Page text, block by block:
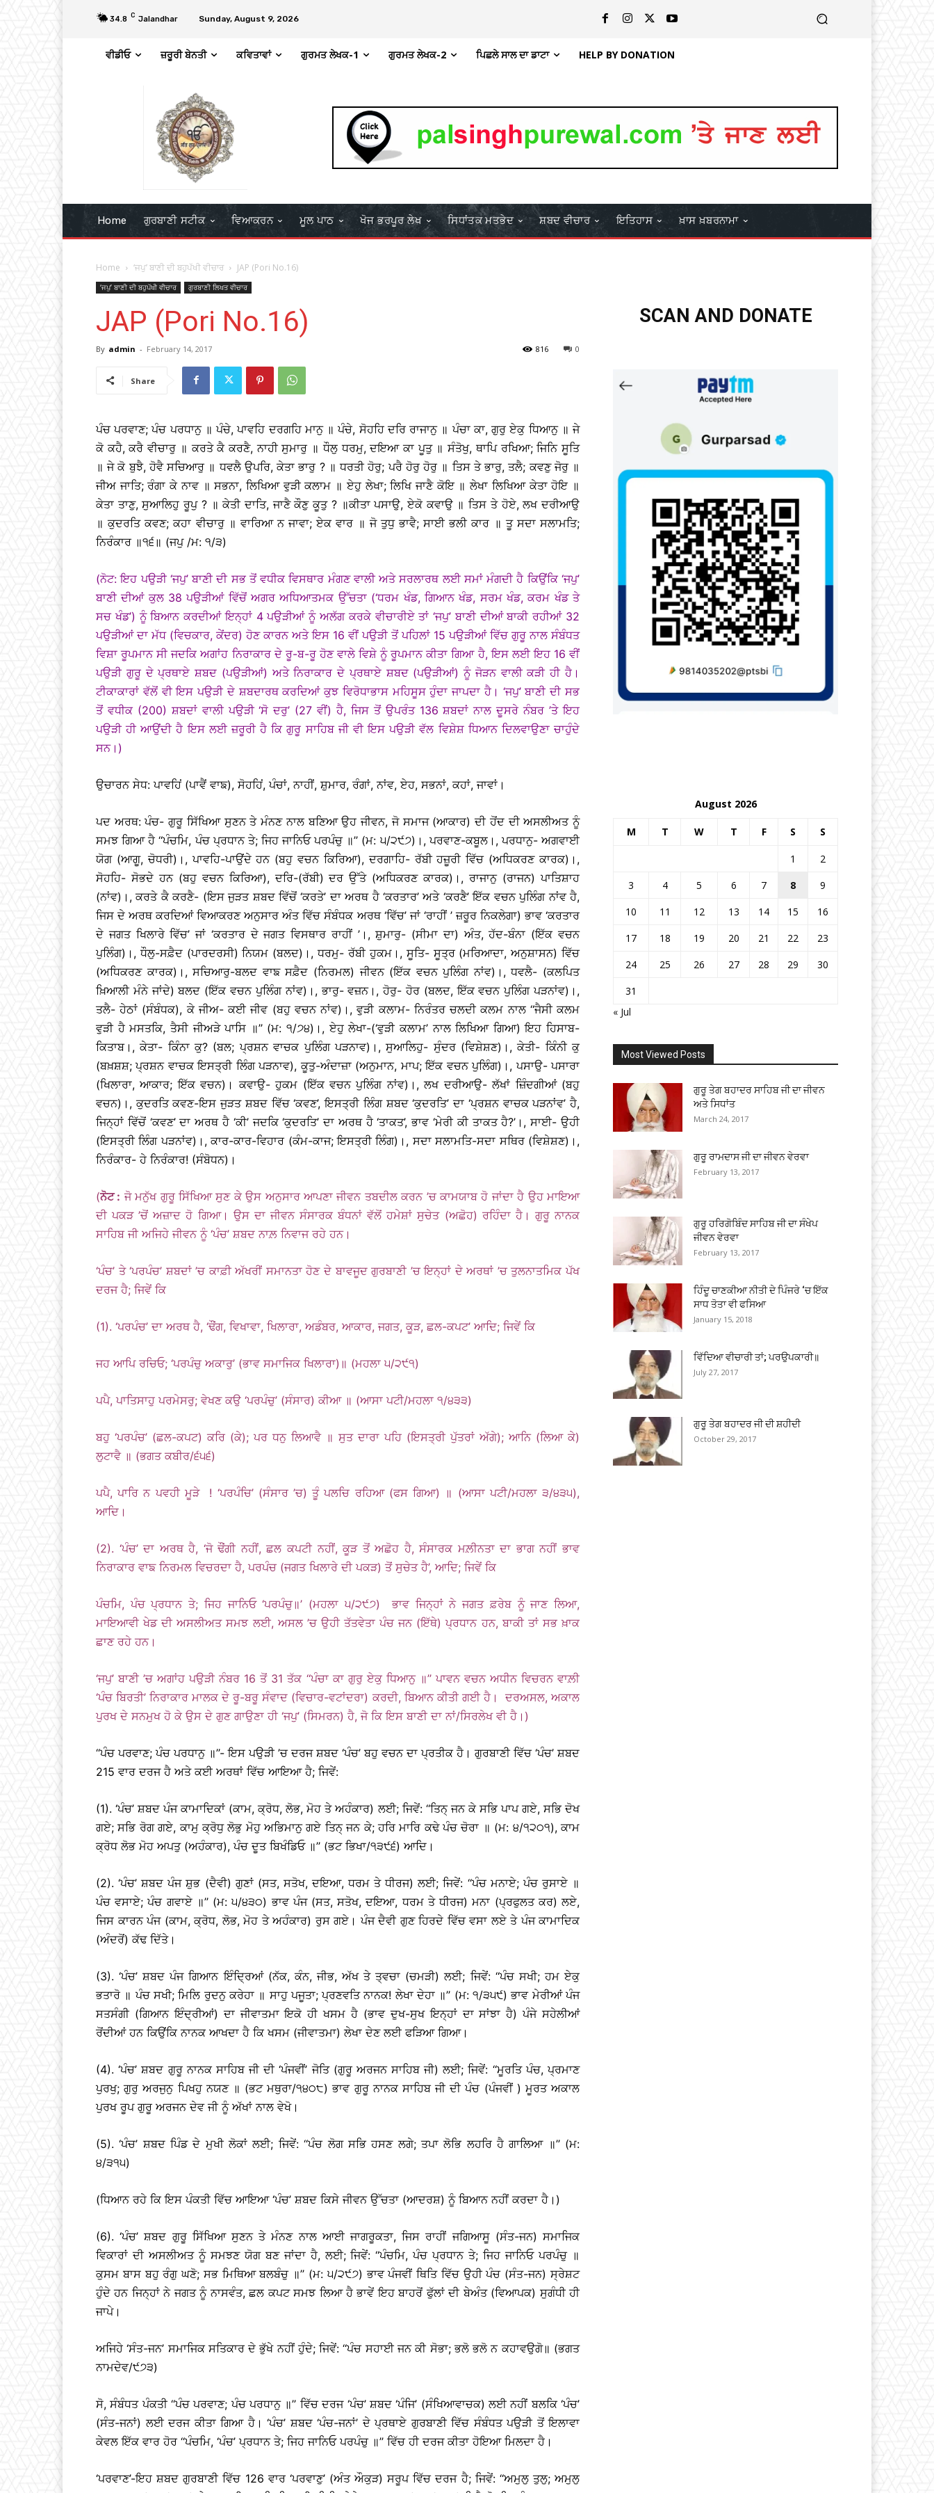
34.8 C Jalandhar Sunday, August 9, 2026
ਵੀਡੀਓ ਜ਼ਰੂਰੀ ਬੇਨਤੀ ਕਵਿਤਾਵਾਂ ਗੁਰਮਤ ਲੇਖਕ-1 ਗੁਰਮਤ ਲੇਖਕ-2 ਪਿਛਲੇ ਸਾਲ ਦਾ ਡਾਟਾ HELP BY DONATION
Home ਗੁਰਬਾਣੀ ਸਟੀਕ ਵਿਆਕਰਨ ਮੂਲ ਪਾਠ ਖੋਜ ਭਰਪੂਰ ਲੇਖ ਸਿਧਾਂਤਕ ਮਤਭੇਦ ਸ਼ਬਦ ਵੀਚਾਰ ਇਤਿਹਾਸ ਖ਼ਾਸ ਖ਼ਬਰਨਾਮਾ
Home ‘ਜਪੁ’ ਬਾਣੀ ਦੀ ਬਹੁਪੱਖੀ ਵੀਚਾਰ JAP (Pori No.16)
‘ਜਪੁ’ ਬਾਣੀ ਦੀ ਬਹੁਪੱਖੀ ਵੀਚਾਰ ਗੁਰਬਾਣੀ ਲਿਖਤ ਵੀਚਾਰ
JAP (Pori No.16)
By admin - February 14, 2017 0
816
Share
ਪੰਚ ਪਰਵਾਣ; ਪੰਚ ਪਰਧਾਨੁ ॥ ਪੰਚੇ, ਪਾਵਹਿ ਦਰਗਹਿ ਮਾਨੁ ॥ ਪੰਚੇ, ਸੋਹਹਿ ਦਰਿ ਰਾਜਾਨੁ ॥ ਪੰਚਾ ਕਾ, ਗੁਰੁ ਏਕੁ ਧਿਆਨੁ ॥ ਜੇ
ਕੋ ਕਹੈ, ਕਰੈ ਵੀਚਾਰੁ ॥ ਕਰਤੇ ਕੈ ਕਰਣੈ, ਨਾਹੀ ਸੁਮਾਰੁ ॥ ਧੌਲੁ ਧਰਮੁ, ਦਇਆ ਕਾ ਪੂਤੁ ॥ ਸੰਤੋਖੁ, ਥਾਪਿ ਰਖਿਆ; ਜਿਨਿ ਸੂਤਿ
॥ ਜੇ ਕੋ ਬੁਝੈ, ਹੋਵੈ ਸਚਿਆਰੁ ॥ ਧਵਲੈ ਉਪਰਿ, ਕੇਤਾ ਭਾਰੁ ? ॥ ਧਰਤੀ ਹੋਰੁ; ਪਰੈ ਹੋਰੁ ਹੋਰੁ ॥ ਤਿਸ ਤੇ ਭਾਰੁ, ਤਲੈ; ਕਵਣੁ ਜੋਰੁ ॥
ਜੀਅ ਜਾਤਿ; ਰੰਗਾ ਕੇ ਨਾਵ ॥ ਸਭਨਾ, ਲਿਖਿਆ ਵੁੜੀ ਕਲਾਮ ॥ ਏਹੁ ਲੇਖਾ; ਲਿਖਿ ਜਾਣੈ ਕੋਇ ॥ ਲੇਖਾ ਲਿਖਿਆ ਕੇਤਾ ਹੋਇ ॥
ਕੇਤਾ ਤਾਣੁ, ਸੁਆਲਿਹੁ ਰੂਪੁ ? ॥ ਕੇਤੀ ਦਾਤਿ, ਜਾਣੈ ਕੌਣੁ ਕੂਤੁ ? ॥ਕੀਤਾ ਪਸਾਉ, ਏਕੋ ਕਵਾਉ ॥ ਤਿਸ ਤੇ ਹੋਏ, ਲਖ ਦਰੀਆਉ
॥ ਕੁਦਰਤਿ ਕਵਣ; ਕਹਾ ਵੀਚਾਰੁ ॥ ਵਾਰਿਆ ਨ ਜਾਵਾ; ਏਕ ਵਾਰ ॥ ਜੋ ਤੁਧੁ ਭਾਵੈ; ਸਾਈ ਭਲੀ ਕਾਰ ॥ ਤੂ ਸਦਾ ਸਲਾਮਤਿ;
ਨਿਰੰਕਾਰ ॥੧੬॥ (ਜਪੁ /ਮ: ੧/੩)
(ਨੋਟ: ਇਹ ਪਉੜੀ ‘ਜਪੁ’ ਬਾਣੀ ਦੀ ਸਭ ਤੋਂ ਵਧੀਕ ਵਿਸਥਾਰ ਮੰਗਣ ਵਾਲੀ ਅਤੇ ਸਰਲਾਰਥ ਲਈ ਸਮਾਂ ਮੰਗਦੀ ਹੈ ਕਿਉਂਕਿ ‘ਜਪੁ’
ਬਾਣੀ ਦੀਆਂ ਕੁਲ 38 ਪਉੜੀਆਂ ਵਿੱਚੋਂ ਅਗਰ ਅਧਿਆਤਮਕ ਉੱਚਤਾ (‘ਧਰਮ ਖੰਡ, ਗਿਆਨ ਖੰਡ, ਸਰਮ ਖੰਡ, ਕਰਮ ਖੰਡ ਤੇ
ਸਚ ਖੰਡ’) ਨੂੰ ਬਿਆਨ ਕਰਦੀਆਂ ਇਨ੍ਹਾਂ 4 ਪਉੜੀਆਂ ਨੂੰ ਅਲੱਗ ਕਰਕੇ ਵੀਚਾਰੀਏ ਤਾਂ ‘ਜਪੁ’ ਬਾਣੀ ਦੀਆਂ ਬਾਕੀ ਰਹੀਆਂ 32
ਪਉੜੀਆਂ ਦਾ ਮੱਧ (ਵਿਚਕਾਰ, ਕੇਂਦਰ) ਹੋਣ ਕਾਰਨ ਅਤੇ ਇਸ 16 ਵੀਂ ਪਉੜੀ ਤੋਂ ਪਹਿਲਾਂ 15 ਪਉੜੀਆਂ ਵਿੱਚ ਗੁਰੂ ਨਾਲ ਸੰਬੰਧਤ
ਵਿਸ਼ਾ ਰੂਪਮਾਨ ਸੀ ਜਦਕਿ ਅਗਾਂਹ ਨਿਰਾਕਾਰ ਦੇ ਰੂ-ਬ-ਰੂ ਹੋਣ ਵਾਲੇ ਵਿਸ਼ੇ ਨੂੰ ਰੂਪਮਾਨ ਕੀਤਾ ਗਿਆ ਹੈ, ਇਸ ਲਈ ਇਹ 16 ਵੀਂ
ਪਉੜੀ ਗੁਰੂ ਦੇ ਪ੍ਰਥਾਏ ਸ਼ਬਦ (ਪਉੜੀਆਂ) ਅਤੇ ਨਿਰਾਕਾਰ ਦੇ ਪ੍ਰਥਾਏ ਸ਼ਬਦ (ਪਉੜੀਆਂ) ਨੂੰ ਜੋੜਨ ਵਾਲੀ ਕੜੀ ਹੀ ਹੈ।
ਟੀਕਾਕਾਰਾਂ ਵੱਲੋਂ ਵੀ ਇਸ ਪਉੜੀ ਦੇ ਸ਼ਬਦਾਰਥ ਕਰਦਿਆਂ ਕੁਝ ਵਿਰੋਧਾਭਾਸ ਮਹਿਸੂਸ ਹੁੰਦਾ ਜਾਪਦਾ ਹੈ। ‘ਜਪੁ’ ਬਾਣੀ ਦੀ ਸਭ
ਤੋਂ ਵਧੀਕ (200) ਸ਼ਬਦਾਂ ਵਾਲੀ ਪਉੜੀ ‘ਸੋ ਦਰੁ’ (27 ਵੀਂ) ਹੈ, ਜਿਸ ਤੋਂ ਉਪਰੰਤ 136 ਸ਼ਬਦਾਂ ਨਾਲ ਦੂਸਰੇ ਨੰਬਰ ’ਤੇ ਇਹ
ਪਉੜੀ ਹੀ ਆਉਂਦੀ ਹੈ ਇਸ ਲਈ ਜ਼ਰੂਰੀ ਹੈ ਕਿ ਗੁਰੂ ਸਾਹਿਬ ਜੀ ਵੀ ਇਸ ਪਉੜੀ ਵੱਲ ਵਿਸ਼ੇਸ਼ ਧਿਆਨ ਦਿਲਵਾਉਣਾ ਚਾਹੁੰਦੇ
ਸਨ।)
ਉਚਾਰਨ ਸੇਧ: ਪਾਵਹਿਂ (ਪਾਵੈਂ ਵਾਙ), ਸੋਹਹਿਂ, ਪੰਚਾਂ, ਨਾਹੀਂ, ਸ਼ੁਮਾਰ, ਰੰਗਾਂ, ਨਾਂਵ, ਏਹ, ਸਭਨਾਂ, ਕਹਾਂ, ਜਾਵਾਂ।
ਪਦ ਅਰਥ: ਪੰਚ- ਗੁਰੂ ਸਿੱਖਿਆ ਸੁਣਨ ਤੇ ਮੰਨਣ ਨਾਲ ਬਣਿਆ ਉਹ ਜੀਵਨ, ਜੋ ਸਮਾਜ (ਆਕਾਰ) ਦੀ ਹੋਂਦ ਦੀ ਅਸਲੀਅਤ ਨੂੰ
ਸਮਝ ਗਿਆ ਹੈ ‘‘ਪੰਚਮਿ, ਪੰਚ ਪ੍ਰਧਾਨ ਤੇ; ਜਿਹ ਜਾਨਿਓ ਪਰਪੰਚੁ ॥’’ (ਮ: ੫/੨੯੭)।, ਪਰਵਾਣ-ਕਬੂਲ।, ਪਰਧਾਨੁ- ਅਗਵਾਈ
ਯੋਗ (ਆਗੂ, ਚੋਧਰੀ)।, ਪਾਵਹਿ-ਪਾਉਂਦੇ ਹਨ (ਬਹੁ ਵਚਨ ਕਿਰਿਆ), ਦਰਗਾਹਿ- ਰੱਬੀ ਹਜ਼ੂਰੀ ਵਿੱਚ (ਅਧਿਕਰਣ ਕਾਰਕ)।,
ਸੋਹਹਿ- ਸੋਭਦੇ ਹਨ (ਬਹੁ ਵਚਨ ਕਿਰਿਆ), ਦਰਿ-(ਰੱਬੀ) ਦਰ ਉੱਤੇ (ਅਧਿਕਰਣ ਕਾਰਕ)।, ਰਾਜਾਨੁ (ਰਾਜਨ) ਪਾਤਿਸ਼ਾਹ
(ਨਾਂਵ)।, ਕਰਤੇ ਕੈ ਕਰਣੈ- (ਇਸ ਜੁੜਤ ਸ਼ਬਦ ਵਿੱਚੋਂ ‘ਕਰਤੇ’ ਦਾ ਅਰਥ ਹੈ ‘ਕਰਤਾਰ’ ਅਤੇ ‘ਕਰਣੈ’ ਇੱਕ ਵਚਨ ਪੁਲਿੰਗ ਨਾਂਵ ਹੈ,
ਜਿਸ ਦੇ ਅਰਥ ਕਰਦਿਆਂ ਵਿਆਕਰਣ ਅਨੁਸਾਰ ਅੰਤ ਵਿੱਚ ਸੰਬੰਧਕ ਅਰਥ ‘ਵਿੱਚ’ ਜਾਂ ‘ਰਾਹੀਂ ’ ਜ਼ਰੂਰ ਨਿਕਲੇਗਾ) ਭਾਵ ‘ਕਰਤਾਰ
ਦੇ ਜਗਤ ਖਿਲਾਰੇ ਵਿੱਚ’ ਜਾਂ ‘ਕਰਤਾਰ ਦੇ ਜਗਤ ਵਿਸਥਾਰ ਰਾਹੀਂ ’।, ਸ਼ੁਮਾਰੁ- (ਸੀਮਾ ਦਾ) ਅੰਤ, ਹੱਦ-ਬੰਨਾ (ਇੱਕ ਵਚਨ
ਪੁਲਿੰਗ)।, ਧੌਲੁ-ਸਫ਼ੈਦ (ਪਾਰਦਰਸੀ) ਨਿਯਮ (ਬਲਦ)।, ਧਰਮੁ- ਰੱਬੀ ਹੁਕਮ।, ਸੂਤਿ- ਸੂਤ੍ਰ (ਮਰਿਆਦਾ, ਅਨੁਸ਼ਾਸਨ) ਵਿੱਚ
(ਅਧਿਕਰਣ ਕਾਰਕ)।, ਸਚਿਆਰੁ-ਬਲਦ ਵਾਙ ਸਫ਼ੈਦ (ਨਿਰਮਲ) ਜੀਵਨ (ਇੱਕ ਵਚਨ ਪੁਲਿੰਗ ਨਾਂਵ)।, ਧਵਲੈ- (ਕਲਪਿਤ
ਖ਼ਿਆਲੀ ਮੰਨੇ ਜਾਂਦੇ) ਬਲਦ (ਇੱਕ ਵਚਨ ਪੁਲਿੰਗ ਨਾਂਵ)।, ਭਾਰੁ- ਵਜ਼ਨ।, ਹੋਰੁ- ਹੋਰ (ਬਲਦ, ਇੱਕ ਵਚਨ ਪੁਲਿੰਗ ਪੜਨਾਂਵ)।,
ਤਲੈ- ਹੇਠਾਂ (ਸੰਬੰਧਕ), ਕੇ ਜੀਅ- ਕਈ ਜੀਵ (ਬਹੁ ਵਚਨ ਨਾਂਵ)।, ਵੁੜੀ ਕਲਾਮ- ਨਿਰੰਤਰ ਚਲਦੀ ਕਲਮ ਨਾਲ ‘‘ਜੈਸੀ ਕਲਮ
ਵੁੜੀ ਹੈ ਮਸਤਕਿ, ਤੈਸੀ ਜੀਅੜੇ ਪਾਸਿ ॥’’ (ਮ: ੧/੭੪)।, ਏਹੁ ਲੇਖਾ-(‘ਵੁੜੀ ਕਲਾਮ’ ਨਾਲ ਲਿਖਿਆ ਗਿਆ) ਇਹ ਹਿਸਾਬ-
ਕਿਤਾਬ।, ਕੇਤਾ- ਕਿੰਨਾ ਕੁ? (ਬਲ; ਪ੍ਰਸ਼ਨ ਵਾਚਕ ਪੁਲਿੰਗ ਪੜਨਾਵ)।, ਸੁਆਲਿਹੁ- ਸੁੰਦਰ (ਵਿਸ਼ੇਸ਼ਣ)।, ਕੇਤੀ- ਕਿੰਨੀ ਕੁ
(ਬਖ਼ਸ਼ਸ਼; ਪ੍ਰਸ਼ਨ ਵਾਚਕ ਇਸਤ੍ਰੀ ਲਿੰਗ ਪੜਨਾਵ), ਕੂਤੁ-ਅੰਦਾਜ਼ਾ (ਅਨੁਮਾਨ, ਮਾਪ; ਇੱਕ ਵਚਨ ਪੁਲਿੰਗ)।, ਪਸਾਉ- ਪਸਾਰਾ
(ਖਿਲਾਰਾ, ਆਕਾਰ; ਇੱਕ ਵਚਨ)। ਕਵਾਉ- ਹੁਕਮ (ਇੱਕ ਵਚਨ ਪੁਲਿੰਗ ਨਾਂਵ)।, ਲਖ ਦਰੀਆਉ- ਲੱਖਾਂ ਜ਼ਿੰਦਗੀਆਂ (ਬਹੁ
ਵਚਨ)।, ਕੁਦਰਤਿ ਕਵਣ-ਇਸ ਜੁੜਤ ਸ਼ਬਦ ਵਿੱਚ ‘ਕਵਣ’, ਇਸਤ੍ਰੀ ਲਿੰਗ ਸ਼ਬਦ ‘ਕੁਦਰਤਿ’ ਦਾ ‘ਪ੍ਰਸ਼ਨ ਵਾਚਕ ਪੜਨਾਂਵ’ ਹੈ,
ਜਿਨ੍ਹਾਂ ਵਿੱਚੋਂ ‘ਕਵਣ’ ਦਾ ਅਰਥ ਹੈ ‘ਕੀ’ ਜਦਕਿ ‘ਕੁਦਰਤਿ’ ਦਾ ਅਰਥ ਹੈ ‘ਤਾਕਤ’, ਭਾਵ ‘ਮੇਰੀ ਕੀ ਤਾਕਤ ਹੈ?’।, ਸਾਈ- ਉਹੀ
(ਇਸਤ੍ਰੀ ਲਿੰਗ ਪੜਨਾਂਵ)।, ਕਾਰ-ਕਾਰ-ਵਿਹਾਰ (ਕੰਮ-ਕਾਜ; ਇਸਤ੍ਰੀ ਲਿੰਗ)।, ਸਦਾ ਸਲਾਮਤਿ-ਸਦਾ ਸਥਿਰ (ਵਿਸ਼ੇਸ਼ਣ)।,
ਨਿਰੰਕਾਰ- ਹੇ ਨਿਰੰਕਾਰ! (ਸੰਬੋਧਨ)।
(ਨੋਟ : ਜੋ ਮਨੁੱਖ ਗੁਰੂ ਸਿੱਖਿਆ ਸੁਣ ਕੇ ਉਸ ਅਨੁਸਾਰ ਆਪਣਾ ਜੀਵਨ ਤਬਦੀਲ ਕਰਨ ’ਚ ਕਾਮਯਾਬ ਹੋ ਜਾਂਦਾ ਹੈ ਉਹ ਮਾਇਆ
ਦੀ ਪਕੜ ’ਚੋਂ ਅਜ਼ਾਦ ਹੋ ਗਿਆ। ਉਸ ਦਾ ਜੀਵਨ ਸੰਸਾਰਕ ਬੰਧਨਾਂ ਵੱਲੋਂ ਹਮੇਸ਼ਾਂ ਸੁਚੇਤ (ਅਛੋਹ) ਰਹਿੰਦਾ ਹੈ। ਗੁਰੂ ਨਾਨਕ
ਸਾਹਿਬ ਜੀ ਅਜਿਹੇ ਜੀਵਨ ਨੂੰ ‘ਪੰਚ’ ਸ਼ਬਦ ਨਾਲ਼ ਨਿਵਾਜ ਰਹੇ ਹਨ।
‘ਪੰਚ’ ਤੇ ‘ਪਰਪੰਚ’ ਸ਼ਬਦਾਂ ’ਚ ਕਾਫ਼ੀ ਅੱਖਰੀਂ ਸਮਾਨਤਾ ਹੋਣ ਦੇ ਬਾਵਜੂਦ ਗੁਰਬਾਣੀ ’ਚ ਇਨ੍ਹਾਂ ਦੇ ਅਰਥਾਂ ’ਚ ਤੁਲਨਾਤਮਿਕ ਪੱਖ
ਦਰਜ ਹੈ; ਜਿਵੇਂ ਕਿ
(1). ‘ਪਰਪੰਚ’ ਦਾ ਅਰਥ ਹੈ, ‘ਢੌਂਗ, ਵਿਖਾਵਾ, ਖਿਲਾਰਾ, ਅਡੰਬਰ, ਆਕਾਰ, ਜਗਤ, ਕੂੜ, ਛਲ-ਕਪਟ’ ਆਦਿ; ਜਿਵੇਂ ਕਿ
ਜਹ ਆਪਿ ਰਚਿਓ; ‘ਪਰਪੰਚੁ ਅਕਾਰੁ’ (ਭਾਵ ਸਮਾਜਿਕ ਖਿਲਾਰਾ)॥ (ਮਹਲਾ ੫/੨੯੧)
ਪਪੈ, ਪਾਤਿਸਾਹੁ ਪਰਮੇਸਰੁ; ਵੇਖਣ ਕਉ ‘ਪਰਪੰਚੁ’ (ਸੰਸਾਰ) ਕੀਆ ॥ (ਆਸਾ ਪਟੀ/ਮਹਲਾ ੧/੪੩੩)
ਬਹੁ ‘ਪਰਪੰਚ’ (ਛਲ-ਕਪਟ) ਕਰਿ (ਕੇ); ਪਰ ਧਨੁ ਲਿਆਵੈ ॥ ਸੁਤ ਦਾਰਾ ਪਹਿ (ਇਸਤ੍ਰੀ ਪੁੱਤਰਾਂ ਅੱਗੇ); ਆਨਿ (ਲਿਆ ਕੇ)
ਲੁਟਾਵੈ ॥ (ਭਗਤ ਕਬੀਰ/੬੫੬)
ਪਪੈ, ਪਾਰਿ ਨ ਪਵਹੀ ਮੂੜੇ ! ‘ਪਰਪੰਚਿ’ (ਸੰਸਾਰ ’ਚ) ਤੂੰ ਪਲਚਿ ਰਹਿਆ (ਫਸ ਗਿਆ) ॥ (ਆਸਾ ਪਟੀ/ਮਹਲਾ ੩/੪੩੫),
ਆਦਿ।
(2). ‘ਪੰਚ’ ਦਾ ਅਰਥ ਹੈ, ‘ਜੋ ਢੌਂਗੀ ਨਹੀਂ, ਛਲ ਕਪਟੀ ਨਹੀਂ, ਕੂੜ ਤੋਂ ਅਛੋਹ ਹੈ, ਸੰਸਾਰਕ ਮਲ਼ੀਨਤਾ ਦਾ ਭਾਗ ਨਹੀਂ ਭਾਵ
ਨਿਰਾਕਾਰ ਵਾਙ ਨਿਰਮਲ ਵਿਚਰਦਾ ਹੈ, ਪਰਪੰਚ (ਜਗਤ ਖਿਲਾਰੇ ਦੀ ਪਕੜ) ਤੋਂ ਸੁਚੇਤ ਹੈ’, ਆਦਿ; ਜਿਵੇਂ ਕਿ
ਪੰਚਮਿ, ਪੰਚ ਪ੍ਰਧਾਨ ਤੇ; ਜਿਹ ਜਾਨਿਓ ‘ਪਰਪੰਚੁ॥’ (ਮਹਲਾ ੫/੨੯੭) ਭਾਵ ਜਿਨ੍ਹਾਂ ਨੇ ਜਗਤ ਫ਼ਰੇਬ ਨੂੰ ਜਾਣ ਲਿਆ,
ਮਾਇਆਵੀ ਖੇਡ ਦੀ ਅਸਲੀਅਤ ਸਮਝ ਲਈ, ਅਸਲ ’ਚ ਉਹੀ ਤੱਤਵੇਤਾ ਪੰਚ ਜਨ (ਇੱਥੇ) ਪ੍ਰਧਾਨ ਹਨ, ਬਾਕੀ ਤਾਂ ਸਭ ਖ਼ਾਕ
ਛਾਣ ਰਹੇ ਹਨ।
‘ਜਪੁ’ ਬਾਣੀ ’ਚ ਅਗਾਂਹ ਪਉੜੀ ਨੰਬਰ 16 ਤੋਂ 31 ਤੱਕ ‘‘ਪੰਚਾ ਕਾ ਗੁਰੁ ਏਕੁ ਧਿਆਨੁ ॥’’ ਪਾਵਨ ਵਚਨ ਅਧੀਨ ਵਿਚਰਨ ਵਾਲ਼ੀ
‘ਪੰਚ ਬਿਰਤੀ’ ਨਿਰਾਕਾਰ ਮਾਲਕ ਦੇ ਰੂ-ਬਰੂ ਸੰਵਾਦ (ਵਿਚਾਰ-ਵਟਾਂਦਰਾ) ਕਰਦੀ, ਬਿਆਨ ਕੀਤੀ ਗਈ ਹੈ। ਦਰਅਸਲ, ਅਕਾਲ
ਪੁਰਖ ਦੇ ਸਨਮੁਖ ਹੋ ਕੇ ਉਸ ਦੇ ਗੁਣ ਗਾਉਣਾ ਹੀ ‘ਜਪੁ’ (ਸਿਮਰਨ) ਹੈ, ਜੋ ਕਿ ਇਸ ਬਾਣੀ ਦਾ ਨਾਂ/ਸਿਰਲੇਖ ਵੀ ਹੈ।)
‘‘ਪੰਚ ਪਰਵਾਣ; ਪੰਚ ਪਰਧਾਨੁ ॥’’- ਇਸ ਪਉੜੀ ’ਚ ਦਰਜ ਸ਼ਬਦ ‘ਪੰਚ’ ਬਹੁ ਵਚਨ ਦਾ ਪ੍ਰਤੀਕ ਹੈ। ਗੁਰਬਾਣੀ ਵਿੱਚ ‘ਪੰਚ’ ਸ਼ਬਦ
215 ਵਾਰ ਦਰਜ ਹੈ ਅਤੇ ਕਈ ਅਰਥਾਂ ਵਿੱਚ ਆਇਆ ਹੈ; ਜਿਵੇਂ:
(1). ‘ਪੰਚ’ ਸ਼ਬਦ ਪੰਜ ਕਾਮਾਦਿਕਾਂ (ਕਾਮ, ਕ੍ਰੋਧ, ਲੋਭ, ਮੋਹ ਤੇ ਅਹੰਕਾਰ) ਲਈ; ਜਿਵੇਂ: ‘‘ਤਿਨ੍ ਜਨ ਕੇ ਸਭਿ ਪਾਪ ਗਏ, ਸਭਿ ਦੋਖ
ਗਏ; ਸਭਿ ਰੋਗ ਗਏ, ਕਾਮੁ ਕ੍ਰੋਧੁ ਲੋਭੁ ਮੋਹੁ ਅਭਿਮਾਨੁ ਗਏ ਤਿਨ੍ ਜਨ ਕੇ; ਹਰਿ ਮਾਰਿ ਕਢੇ ਪੰਚ ਚੋਰਾ ॥ (ਮ: ੪/੧੨੦੧), ਕਾਮ
ਕ੍ਰੋਧ ਲੋਭ ਮੋਹ ਅਪਤੁ (ਅਹੰਕਾਰ), ਪੰਚ ਦੂਤ ਬਿਖੰਡਿਓ ॥’’ (ਭਟ ਭਿਖਾ/੧੩੯੬) ਆਦਿ।
(2). ‘ਪੰਚ’ ਸ਼ਬਦ ਪੰਜ ਸ਼ੁਭ (ਦੈਵੀ) ਗੁਣਾਂ (ਸਤ, ਸਤੋਖ, ਦਇਆ, ਧਰਮ ਤੇ ਧੀਰਜ) ਲਈ; ਜਿਵੇਂ: ‘‘ਪੰਚ ਮਨਾਏ; ਪੰਚ ਰੁਸਾਏ ॥
ਪੰਚ ਵਸਾਏ; ਪੰਚ ਗਵਾਏ ॥’’ (ਮ: ੫/੪੩੦) ਭਾਵ ਪੰਜ (ਸਤ, ਸਤੋਖ, ਦਇਆ, ਧਰਮ ਤੇ ਧੀਰਜ) ਮਨਾ (ਪ੍ਰਫੁਲਤ ਕਰ) ਲਏ,
ਜਿਸ ਕਾਰਨ ਪੰਜ (ਕਾਮ, ਕ੍ਰੋਧ, ਲੋਭ, ਮੋਹ ਤੇ ਅਹੰਕਾਰ) ਰੁਸ ਗਏ। ਪੰਜ ਦੈਵੀ ਗੁਣ ਹਿਰਦੇ ਵਿੱਚ ਵਸਾ ਲਏ ਤੇ ਪੰਜ ਕਾਮਾਦਿਕ
(ਅੰਦਰੋਂ) ਕੱਢ ਦਿੱਤੇ।
(3). ‘ਪੰਚ’ ਸ਼ਬਦ ਪੰਜ ਗਿਆਨ ਇੰਦਿ੍ਰਆਂ (ਨੱਕ, ਕੰਨ, ਜੀਭ, ਅੱਖ ਤੇ ਤ੍ਵਚਾ (ਚਮੜੀ) ਲਈ; ਜਿਵੇਂ: ‘‘ਪੰਚ ਸਖੀ; ਹਮ ਏਕੁ
ਭਤਾਰੋ ॥ ਪੰਚ ਸਖੀ; ਮਿਲਿ ਰੁਦਨੁ ਕਰੇਹਾ ॥ ਸਾਹੁ ਪਜੂਤਾ; ਪ੍ਰਣਵਤਿ ਨਾਨਕ! ਲੇਖਾ ਦੇਹਾ ॥’’ (ਮ: ੧/੩੫੯) ਭਾਵ ਮੇਰੀਆਂ ਪੰਜ
ਸਤਸੰਗੀ (ਗਿਆਨ ਇੰਦ੍ਰੀਆਂ) ਦਾ ਜੀਵਾਤਮਾ ਇਕੋ ਹੀ ਖਸਮ ਹੈ (ਭਾਵ ਦੁਖ-ਸੁਖ ਇਨ੍ਹਾਂ ਦਾ ਸਾਂਝਾ ਹੈ) ਪੰਜੇ ਸਹੇਲੀਆਂ
ਰੋਂਦੀਆਂ ਹਨ ਕਿਉਂਕਿ ਨਾਨਕ ਆਖਦਾ ਹੈ ਕਿ ਖਸਮ (ਜੀਵਾਤਮਾ) ਲੇਖਾ ਦੇਣ ਲਈ ਫੜਿਆ ਗਿਆ।
(4). ‘ਪੰਚ’ ਸ਼ਬਦ ਗੁਰੂ ਨਾਨਕ ਸਾਹਿਬ ਜੀ ਦੀ ‘ਪੰਜਵੀਂ’ ਜੋਤਿ (ਗੁਰੂ ਅਰਜਨ ਸਾਹਿਬ ਜੀ) ਲਈ; ਜਿਵੇਂ: ‘‘ਮੂਰਤਿ ਪੰਚ, ਪ੍ਰਮਾਣ
ਪੁਰਖੁ; ਗੁਰੁ ਅਰਜੁਨੁ ਪਿਖਹੁ ਨਯਣ ॥ (ਭਟ ਮਥੁਰਾ/੧੪੦੮) ਭਾਵ ਗੁਰੂ ਨਾਨਕ ਸਾਹਿਬ ਜੀ ਦੀ ਪੰਚ (ਪੰਜਵੀਂ ) ਮੂਰਤ ਅਕਾਲ
ਪੁਰਖ ਰੂਪ ਗੁਰੂ ਅਰਜਨ ਦੇਵ ਜੀ ਨੂੰ ਅੱਖਾਂ ਨਾਲ ਵੇਖੋ।
(5). ‘ਪੰਚ’ ਸ਼ਬਦ ਪਿੰਡ ਦੇ ਮੁਖੀ ਲੋਕਾਂ ਲਈ; ਜਿਵੇਂ: ‘‘ਪੰਚ ਲੋਗ ਸਭਿ ਹਸਣ ਲਗੇ; ਤਪਾ ਲੋਭਿ ਲਹਰਿ ਹੈ ਗਾਲਿਆ ॥’’ (ਮ:
੪/੩੧੫)
(ਧਿਆਨ ਰਹੇ ਕਿ ਇਸ ਪੰਕਤੀ ਵਿੱਚ ਆਇਆ ‘ਪੰਚ’ ਸ਼ਬਦ ਕਿਸੇ ਜੀਵਨ ਉੱਚਤਾ (ਆਦਰਸ਼) ਨੂੰ ਬਿਆਨ ਨਹੀਂ ਕਰਦਾ ਹੈ।)
(6). ‘ਪੰਚ’ ਸ਼ਬਦ ਗੁਰੂ ਸਿੱਖਿਆ ਸੁਣਨ ਤੇ ਮੰਨਣ ਨਾਲ ਆਈ ਜਾਗਰੂਕਤਾ, ਜਿਸ ਰਾਹੀਂ ਜਗਿਆਸੂ (ਸੰਤ-ਜਨ) ਸਮਾਜਿਕ
ਵਿਕਾਰਾਂ ਦੀ ਅਸਲੀਅਤ ਨੂੰ ਸਮਝਣ ਯੋਗ ਬਣ ਜਾਂਦਾ ਹੈ, ਲਈ; ਜਿਵੇਂ: ‘‘ਪੰਚਮਿ, ਪੰਚ ਪ੍ਰਧਾਨ ਤੇ; ਜਿਹ ਜਾਨਿਓ ਪਰਪੰਚੁ ॥
ਕੁਸਮ ਬਾਸ ਬਹੁ ਰੰਗੁ ਘਣੋ; ਸਭ ਮਿਥਿਆ ਬਲਬੰਚੁ ॥’’ (ਮ: ੫/੨੯੭) ਭਾਵ ਪੰਜਵੀਂ ਥਿਤਿ ਵਿੱਚ ਉਹੀ ਪੰਚ (ਸੰਤ-ਜਨ) ਸ੍ਰੇਸ਼ਟ
ਹੁੰਦੇ ਹਨ ਜਿਨ੍ਹਾਂ ਨੇ ਜਗਤ ਨੂੰ ਨਾਸਵੰਤ, ਛਲ ਕਪਟ ਸਮਝ ਲਿਆ ਹੈ ਭਾਵੇਂ ਇਹ ਬਾਹਰੋਂ ਫੁੱਲਾਂ ਦੀ ਬੇਅੰਤ (ਵਿਆਪਕ) ਸੁਗੰਧੀ ਹੀ
ਜਾਪੇ।
ਅਜਿਹੇ ‘ਸੰਤ-ਜਨ’ ਸਮਾਜਿਕ ਸਤਿਕਾਰ ਦੇ ਭੁੱਖੇ ਨਹੀਂ ਹੁੰਦੇ; ਜਿਵੇਂ: ‘‘ਪੰਚ ਸਹਾਈ ਜਨ ਕੀ ਸੋਭਾ; ਭਲੋ ਭਲੋ ਨ ਕਹਾਵਉਗੋ॥ (ਭਗਤ
ਨਾਮਦੇਵ/੯੭੩)
ਸੋ, ਸੰਬੰਧਤ ਪੰਕਤੀ ‘‘ਪੰਚ ਪਰਵਾਣ; ਪੰਚ ਪਰਧਾਨੁ ॥’’ ਵਿੱਚ ਦਰਜ ‘ਪੰਚ’ ਸ਼ਬਦ ‘ਪੰਜਿ’ (ਸੰਖਿਆਵਾਚਕ) ਲਈ ਨਹੀਂ ਬਲਕਿ ‘ਪੰਚ’
(ਸੰਤ-ਜਨਾਂ) ਲਈ ਦਰਜ ਕੀਤਾ ਗਿਆ ਹੈ। ‘ਪੰਚ’ ਸ਼ਬਦ ‘ਪੰਚ-ਜਨਾਂ’ ਦੇ ਪ੍ਰਥਾਏ ਗੁਰਬਾਣੀ ਵਿੱਚ ਸੰਬੰਧਤ ਪਉੜੀ ਤੋਂ ਇਲਾਵਾ
ਕੇਵਲ ਇੱਕ ਵਾਰ ਹੋਰ ‘‘ਪੰਚਮਿ, ‘ਪੰਚ’ ਪ੍ਰਧਾਨ ਤੇ; ਜਿਹ ਜਾਨਿਓ ਪਰਪੰਚੁ ॥’’ ਵਿੱਚ ਹੀ ਦਰਜ ਕੀਤਾ ਹੋਇਆ ਮਿਲਦਾ ਹੈ।
‘ਪਰਵਾਣ’-ਇਹ ਸ਼ਬਦ ਗੁਰਬਾਣੀ ਵਿੱਚ 126 ਵਾਰ ‘ਪਰਵਾਣੁ’ (ਅੰਤ ਔਕੁੜ) ਸਰੂਪ ਵਿੱਚ ਦਰਜ ਹੈ; ਜਿਵੇਂ: ‘‘ਅਮੁਲੁ ਤੁਲੁ; ਅਮੁਲੁ
SCAN AND DONATE
August 2026
M T W T F S S
1
2
3
4 5 6 7 8
9
10
11 12 13 14 15
16
17
18 19 20 21 22
23
24
25 26 27 28 29
30
31
« Jul
Most Viewed Posts
ਗੁਰੂ ਤੇਗ ਬਹਾਦਰ ਸਾਹਿਬ ਜੀ ਦਾ ਜੀਵਨ
ਅਤੇ ਸਿਧਾਂਤ
March 24, 2017
ਗੁਰੂ ਰਾਮਦਾਸ ਜੀ ਦਾ ਜੀਵਨ ਵੇਰਵਾ
February 13, 2017
ਗੁਰੂ ਹਰਿਗੋਬਿੰਦ ਸਾਹਿਬ ਜੀ ਦਾ ਸੰਖੇਪ
ਜੀਵਨ ਵੇਰਵਾ
February 13, 2017
ਹਿੰਦੂ ਚਾਣਕੀਆ ਨੀਤੀ ਦੇ ਪਿੰਜਰੇ ‘ਚ ਇੱਕ
ਸਾਧ ਤੋਤਾ ਵੀ ਫਸਿਆ
January 15, 2018
ਵਿੱਦਿਆ ਵੀਚਾਰੀ ਤਾਂ; ਪਰਉਪਕਾਰੀ॥
July 27, 2017
ਗੁਰੂ ਤੇਗ ਬਹਾਦਰ ਜੀ ਦੀ ਸ਼ਹੀਦੀ
October 29, 2017